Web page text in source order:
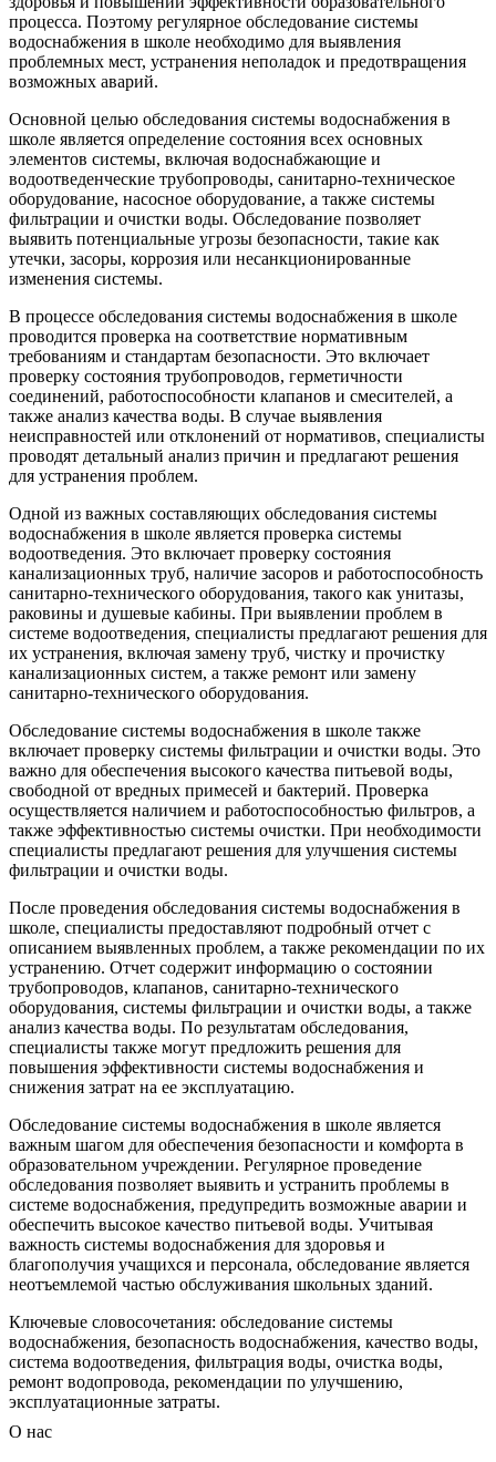
процесса. Поэтому регулярное обследование системы
водоснабжения в школе необходимо для выявления
проблемных мест, устранения неполадок и предотвращения
возможных аварий.
Основной целью обследования системы водоснабжения в
школе является определение состояния всех основных
элементов системы, включая водоснабжающие и
водоотведенческие трубопроводы, санитарно-техническое
оборудование, насосное оборудование, а также системы
фильтрации и очистки воды. Обследование позволяет
выявить потенциальные угрозы безопасности, такие как
утечки, засоры, коррозия или несанкционированные
изменения системы.
В процессе обследования системы водоснабжения в школе
проводится проверка на соответствие нормативным
требованиям и стандартам безопасности. Это включает
проверку состояния трубопроводов, герметичности
соединений, работоспособности клапанов и смесителей, а
также анализ качества воды. В случае выявления
неисправностей или отклонений от нормативов, специалисты
проводят детальный анализ причин и предлагают решения
для устранения проблем.
Одной из важных составляющих обследования системы
водоснабжения в школе является проверка системы
водоотведения. Это включает проверку состояния
канализационных труб, наличие засоров и работоспособность
санитарно-технического оборудования, такого как унитазы,
раковины и душевые кабины. При выявлении проблем в
системе водоотведения, специалисты предлагают решения для
их устранения, включая замену труб, чистку и прочистку
канализационных систем, а также ремонт или замену
санитарно-технического оборудования.
Обследование системы водоснабжения в школе также
включает проверку системы фильтрации и очистки воды. Это
важно для обеспечения высокого качества питьевой воды,
свободной от вредных примесей и бактерий. Проверка
осуществляется наличием и работоспособностью фильтров, а
также эффективностью системы очистки. При необходимости
специалисты предлагают решения для улучшения системы
фильтрации и очистки воды.
После проведения обследования системы водоснабжения в
школе, специалисты предоставляют подробный отчет с
описанием выявленных проблем, а также рекомендации по их
устранению. Отчет содержит информацию о состоянии
трубопроводов, клапанов, санитарно-технического
оборудования, системы фильтрации и очистки воды, а также
анализ качества воды. По результатам обследования,
специалисты также могут предложить решения для
повышения эффективности системы водоснабжения и
снижения затрат на ее эксплуатацию.
Обследование системы водоснабжения в школе является
важным шагом для обеспечения безопасности и комфорта в
образовательном учреждении. Регулярное проведение
обследования позволяет выявить и устранить проблемы в
системе водоснабжения, предупредить возможные аварии и
обеспечить высокое качество питьевой воды. Учитывая
важность системы водоснабжения для здоровья и
благополучия учащихся и персонала, обследование является
неотъемлемой частью обслуживания школьных зданий.
Ключевые словосочетания: обследование системы
водоснабжения, безопасность водоснабжения, качество воды,
система водоотведения, фильтрация воды, очистка воды,
ремонт водопровода, рекомендации по улучшению,
эксплуатационные затраты.
О нас